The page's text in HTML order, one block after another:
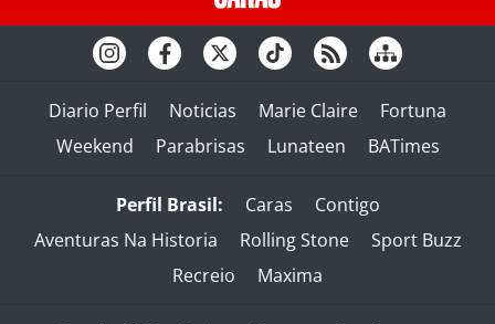
Diario Perfil Noticias Marie Claire
Fortuna
Weekend
Parabrisas Lunateen BATimes
Perfil Brasil: Caras
Contigo
Aventuras Na Historia
Rolling Stone
Sport Buzz
Recreio
Maxima